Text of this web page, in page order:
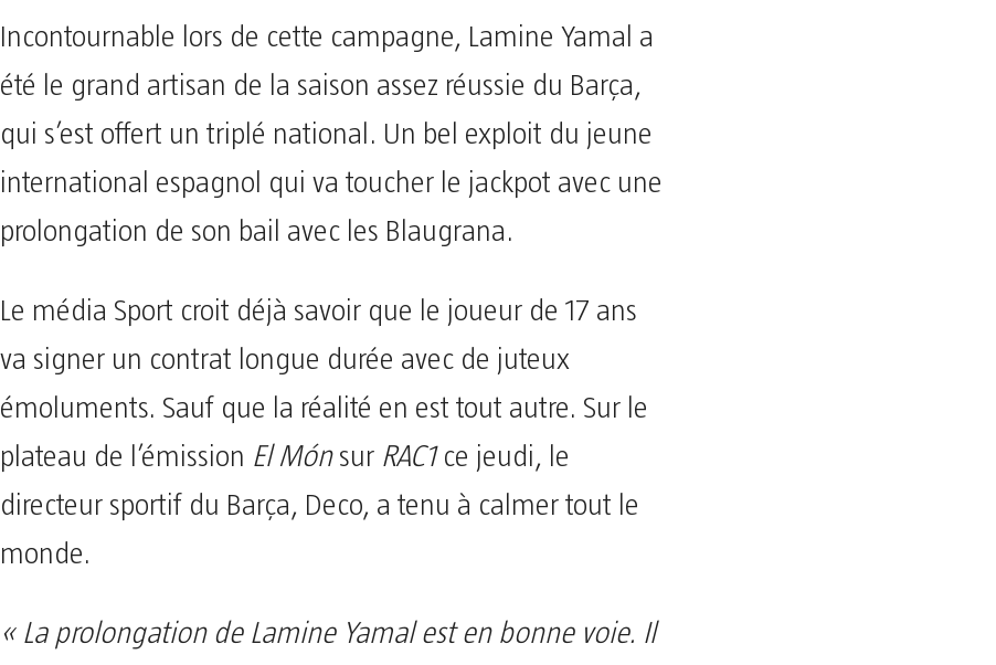
Incontournable lors de cette campagne, Lamine Yamal a
été le grand artisan de la saison assez réussie du Barça,
qui s’est offert un triplé national. Un bel exploit du jeune
international espagnol qui va toucher le jackpot avec une
prolongation de son bail avec les Blaugrana.
Le média Sport croit déjà savoir que le joueur de 17 ans
va signer un contrat longue durée avec de juteux
émoluments. Sauf que la réalité en est tout autre. Sur le
plateau de l’émission El Mónsur RAC1ce jeudi, le
directeur sportif du Barça, Deco, a tenu à calmer tout le
monde.
« La prolongation de Lamine Yamal est en bonne voie. Il